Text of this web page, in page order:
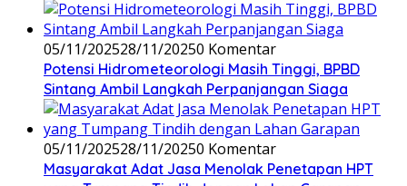
05/11/202528/11/20250 Komentar
Potensi Hidrometeorologi Masih Tinggi, BPBD
Sintang Ambil Langkah Perpanjangan Siaga
05/11/202528/11/20250 Komentar
Masyarakat Adat Jasa Menolak Penetapan HPT